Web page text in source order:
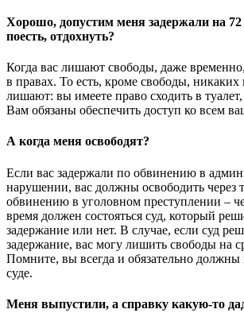
Хорошо, допустим меня задержали на 72
поесть, отдохнуть?
Когда вас лишают свободы, даже
в правах. То есть, кроме свободы, никаких
лишают: вы имеете право сходить в туалет,
Вам обязаны обеспечить доступ ко всем
А когда меня освободят?
Если вас задержали по обвинению в
нарушении, вас должны освободить через
обвинению в уголовном преступлении –
время должен состояться суд, который
задержание или нет. В случае, если суд
задержание, вас могу лишить свободы на
Помните, вы всегда и обязательно должны
суде.
Меня выпустили, а справку какую-то